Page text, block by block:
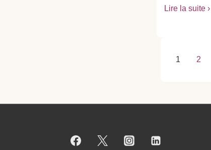
Lire la suite ›
1 2